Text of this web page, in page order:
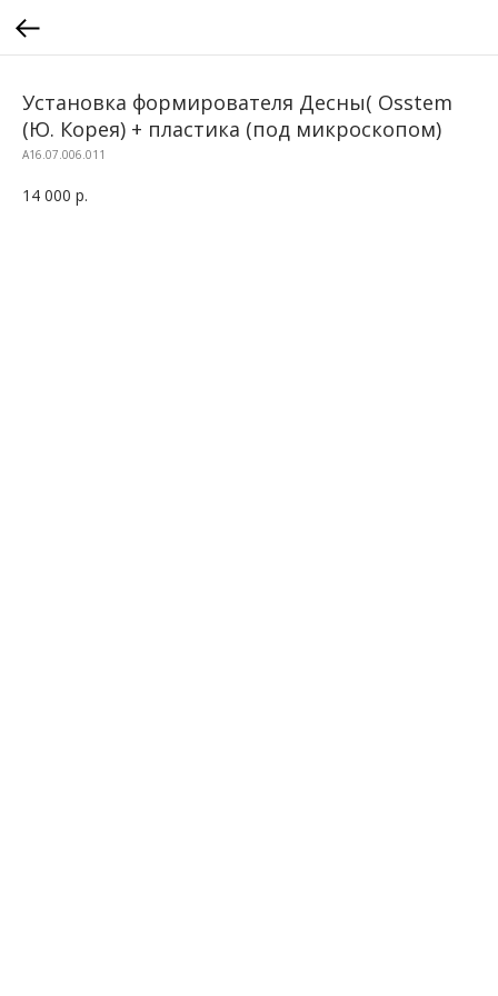
Установка формирователя Десны( Osstem
(Ю. Корея) + пластика (под микроскопом)
A16.07.006.011
14 000 р.